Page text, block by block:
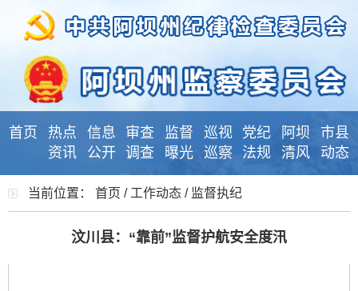
首页
热点
资讯
信息
公开
审查
调查
监督
曝光
巡视
巡察
党纪
法规
阿坝
清风
市县
动态
当前位置： 首页 / 工作动态 / 监督执纪
汶川县：“靠前”监督护航安全度汛